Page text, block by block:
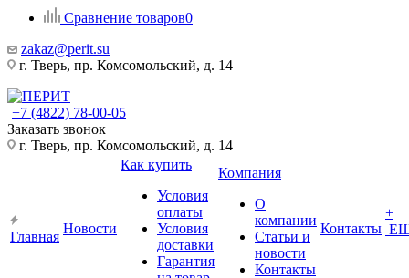
Сравнение товаров0
zakaz@perit.su
г. Тверь, пр. Комсомольский, д. 14
+7 (4822) 78-00-05
Заказать звонок
г. Тверь, пр. Комсомольский, д. 14
Главная
Новости
Как купить
Условия
оплаты
Условия
доставки
Гарантия
Компания
О
компании
Статьи и
новости
Контакты
Контакты
+